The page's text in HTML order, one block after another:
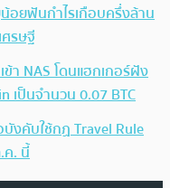
อยฟันกำไรเกือบครึ่งล้าน
รษฐี
ข้า NAS โดนแฮกเกอร์ฝัง
เป็นจำนวน 0.07 BTC
งคับใช้กฏ Travel Rule
ค. นี้